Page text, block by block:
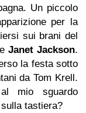
Un piccolo
per la
sui brani del
eJanet Jackson.
la festa sotto
da Tom Krell.
mio sguardo
tastiera?